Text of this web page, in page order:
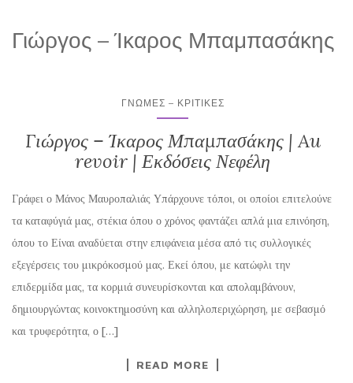
Γιώργος – Ίκαρος Μπαμπασάκης
ΓΝΏΜΕΣ – ΚΡΙΤΙΚΈΣ
Γιώργος – Ίκαρος Μπαμπασάκης | Au
revoir | Εκδόσεις Νεφέλη
Γράφει ο Μάνος Μαυροπαλιάς Υπάρχουνε τόποι, οι οποίοι επιτελούνε
τα καταφύγιά μας, στέκια όπου ο χρόνος φαντάζει απλά μια επινόηση,
όπου το Είναι αναδύεται στην επιφάνεια μέσα από τις συλλογικές
εξεγέρσεις του μικρόκοσμού μας. Εκεί όπου, με κατώφλι την
επιδερμίδα μας, τα κορμιά συνευρίσκονται και απολαμβάνουν,
δημιουργώντας κοινοκτημοσύνη και αλληλοπεριχώρηση, με σεβασμό
και τρυφερότητα, ο […]
READ MORE